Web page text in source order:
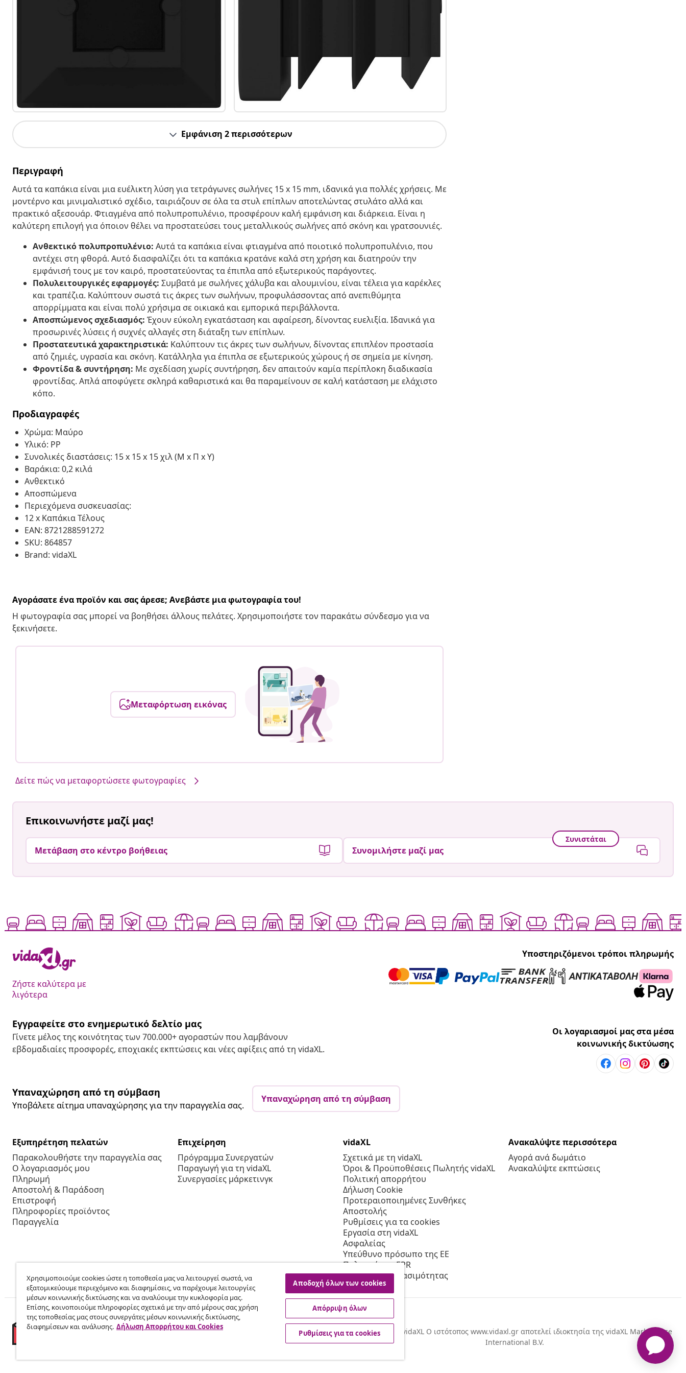
Εμφάνιση 2 περισσότερων
Περιγραφή
Αυτά τα καπάκια είναι μια ευέλικτη λύση για τετράγωνες σωλήνες 15 x 15 mm, ιδανικά για πολλές χρήσεις. Με
μοντέρνο και μινιμαλιστικό σχέδιο, ταιριάζουν σε όλα τα στυλ επίπλων αποτελώντας στυλάτο αλλά και
πρακτικό αξεσουάρ. Φτιαγμένα από πολυπροπυλένιο, προσφέρουν καλή εμφάνιση και διάρκεια. Είναι η
καλύτερη επιλογή για όποιον θέλει να προστατεύσει τους μεταλλικούς σωλήνες από σκόνη και γρατσουνιές.
Ανθεκτικό πολυπροπυλένιο: Αυτά τα καπάκια είναι φτιαγμένα από ποιοτικό πολυπροπυλένιο, που
αντέχει στη φθορά. Αυτό διασφαλίζει ότι τα καπάκια κρατάνε καλά στη χρήση και διατηρούν την
εμφάνισή τους με τον καιρό, προστατεύοντας τα έπιπλα από εξωτερικούς παράγοντες.
Πολυλειτουργικές εφαρμογές: Συμβατά με σωλήνες χάλυβα και αλουμινίου, είναι τέλεια για καρέκλες
και τραπέζια. Καλύπτουν σωστά τις άκρες των σωλήνων, προφυλάσσοντας από ανεπιθύμητα
απορρίμματα και είναι πολύ χρήσιμα σε οικιακά και εμπορικά περιβάλλοντα.
Αποσπώμενος σχεδιασμός: Έχουν εύκολη εγκατάσταση και αφαίρεση, δίνοντας ευελιξία. Ιδανικά για
προσωρινές λύσεις ή συχνές αλλαγές στη διάταξη των επίπλων.
Προστατευτικά χαρακτηριστικά: Καλύπτουν τις άκρες των σωλήνων, δίνοντας επιπλέον προστασία
από ζημιές, υγρασία και σκόνη. Κατάλληλα για έπιπλα σε εξωτερικούς χώρους ή σε σημεία με κίνηση.
Φροντίδα & συντήρηση: Με σχεδίαση χωρίς συντήρηση, δεν απαιτούν καμία περίπλοκη διαδικασία
φροντίδας. Απλά αποφύγετε σκληρά καθαριστικά και θα παραμείνουν σε καλή κατάσταση με ελάχιστο
κόπο.
Προδιαγραφές
Χρώμα: Μαύρο
Υλικό: PP
Συνολικές διαστάσεις: 15 x 15 x 15 χιλ (Μ x Π x Υ)
Βαράκια: 0,2 κιλά
Ανθεκτικό
Αποσπώμενα
Περιεχόμενα συσκευασίας:
12 x Καπάκια Τέλους
EAN: 8721288591272
SKU: 864857
Brand: vidaXL
Αγοράσατε ένα προϊόν και σας άρεσε; Ανεβάστε μια φωτογραφία του!
Η φωτογραφία σας μπορεί να βοηθήσει άλλους πελάτες. Χρησιμοποιήστε τον παρακάτω σύνδεσμο για να
ξεκινήσετε.
Μεταφόρτωση εικόνας
Δείτε πώς να μεταφορτώσετε φωτογραφίες
Επικοινωνήστε μαζί μας!
Μετάβαση στο κέντρο βοήθειας
Συνιστάται
Συνομιλήστε μαζί μας
Ζήστε καλύτερα με
λιγότερα
Υποστηριζόμενοι τρόποι πληρωμής
Εγγραφείτε στο ενημερωτικό δελτίο μας
Γίνετε μέλος της κοινότητας των 700.000+ αγοραστών που λαμβάνουν
εβδομαδιαίες προσφορές, εποχιακές εκπτώσεις και νέες αφίξεις από τη vidaXL.
Οι λογαριασμοί μας στα μέσα
κοινωνικής δικτύωσης
Υπαναχώρηση από τη σύμβαση
Υποβάλετε αίτημα υπαναχώρησης για την παραγγελία σας.
Υπαναχώρηση από τη σύμβαση
Εξυπηρέτηση πελατών
Παρακολουθήστε την παραγγελία σας
Ο λογαριασμός μου
Πληρωμή
Αποστολή & Παράδοση
Επιστροφή
Πληροφορίες προϊόντος
Παραγγελία
Επιχείρηση
Πρόγραμμα Συνεργατών
Παραγωγή για τη vidaXL
Συνεργασίες μάρκετινγκ
vidaXL
Σχετικά με τη vidaXL
Όροι & Προϋποθέσεις Πωλητής vidaXL
Πολιτική απορρήτου
Δήλωση Cookie
Προτεραιοποιημένες Συνθήκες
Αποστολής
Ρυθμίσεις για τα cookies
Εργασία στη vidaXL
Ασφαλείας
Υπεύθυνο πρόσωπο της ΕΕ
Πολιτική της EPR
Δήλωση προσβασιμότητας
Ανακαλύψτε περισσότερα
Αγορά ανά δωμάτιο
Ανακαλύψτε εκπτώσεις
© 2008-2026 vidaXL Ο ιστότοπος www.vidaxl.gr αποτελεί ιδιοκτησία της vidaXL Marketplace
International B.V.
Χρησιμοποιούμε cookies ώστε η τοποθεσία μας να λειτουργεί σωστά, να
εξατομικεύουμε περιεχόμενο και διαφημίσεις, να παρέχουμε λειτουργίες
μέσων κοινωνικής δικτύωσης και να αναλύουμε την κυκλοφορία μας.
Επίσης, κοινοποιούμε πληροφορίες σχετικά με την από μέρους σας χρήση
της τοποθεσίας μας στους συνεργάτες μέσων κοινωνικής δικτύωσης,
διαφημίσεων και ανάλυσης. Δήλωση Απορρήτου και Cookies
Αποδοχή όλων των cookies
Απόρριψη όλων
Ρυθμίσεις για τα cookies